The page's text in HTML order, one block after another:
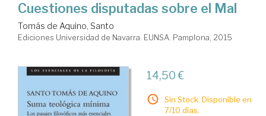
Cuestiones disputadas sobre el Mal
Tomás de Aquino, Santo
Ediciones Universidad de Navarra. EUNSA. Pamplona, 2015
14,50 €
Sin Stock. Disponible en
7/10 días.